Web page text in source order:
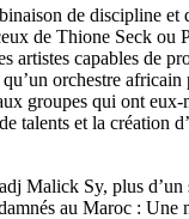
de discipline
de Thione Seck
artistes capables de
orchestre
groupes qui ont
talents et la création
Malick Sy, plus d’un
au Maroc :